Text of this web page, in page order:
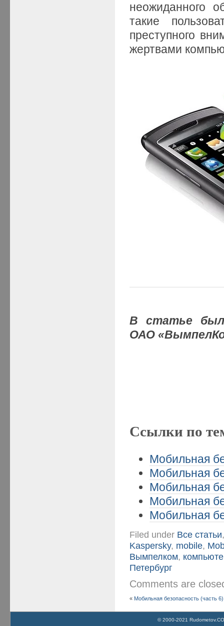
неожиданного
такие
преступного
жертвами
В статье
ОАО
Ссылки по
Мобильная
Мобильная
Мобильная
Мобильная
Мобильная
Filed under Все статьи
Kaspersky, mobile,
Вымпелком,
Петербург
Comments are
« Мобильная безопасность (часть 6)
© 2000-2021